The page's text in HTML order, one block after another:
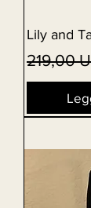
Lily and
Vanlig
219,00